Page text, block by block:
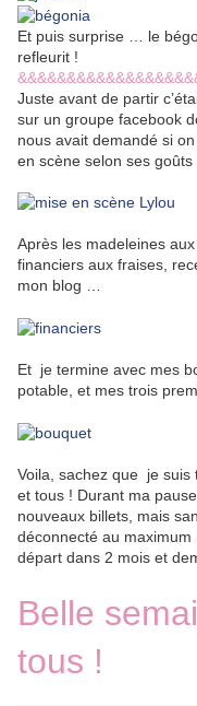
Et puis surprise … le
refleurit !
Juste avant de partir
sur un groupe facebook
nous avait demandé si
en scène selon ses goûts
Après les madeleines
financiers aux fraises,
mon blog …
Et je termine avec mes
potable, et mes trois
Voila, sachez que je suis
et tous ! Durant ma
nouveaux billets, mais
déconnecté au
départ dans 2 mois et
Belle
tous !